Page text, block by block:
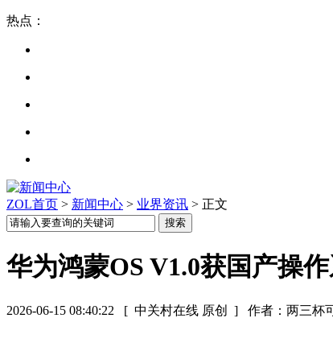
热点：
ZOL首页 > 新闻中心 > 业界资讯 > 正文
华为鸿蒙OS V1.0获国产操
2026-06-15 08:40:22 [ 中关村在线 原创 ] 作者：两三杯